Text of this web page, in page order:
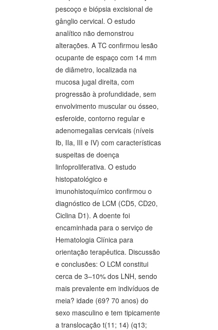
pescoço e biópsia excisional de
gânglio cervical. O estudo
analítico não demonstrou
alterações. A TC confirmou lesão
ocupante de espaço com 14 mm
de diâmetro, localizada na
mucosa jugal direita, com
progressão à profundidade, sem
envolvimento muscular ou ósseo,
esferoide, contorno regular e
adenomegalias cervicais (níveis
Ib, IIa, III e IV) com características
suspeitas de doença
linfoproliferativa. O estudo
histopatológico e
imunohistoquímico confirmou o
diagnóstico de LCM (CD5, CD20,
Ciclina D1). A doente foi
encaminhada para o serviço de
Hematologia Clínica para
orientação terapêutica. Discussão
e conclusões: O LCM constitui
cerca de 3–10% dos LNH, sendo
mais prevalente em indivíduos de
meia? idade (69? 70 anos) do
sexo masculino e tem tipicamente
a translocação t(11; 14) (q13;